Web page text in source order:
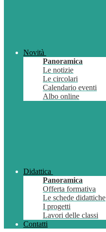
Novità
Panoramica
Le notizie
Le circolari
Calendario eventi
Albo online
Didattica
Panoramica
Offerta formativa
Le schede didattiche
I progetti
Lavori delle classi
Contatti